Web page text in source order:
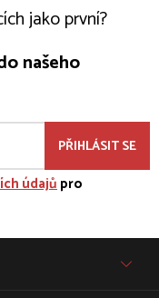
jako první?
našeho
PŘIHLÁSIT SE
údajůpro